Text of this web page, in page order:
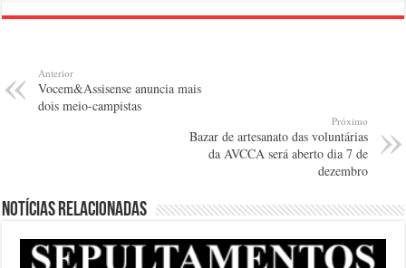
Anterior
Vocem&Assisense anuncia mais
dois meio-campistas
Próximo
Bazar de artesanato das voluntárias
da AVCCA será aberto dia 7 de
dezembro
Notícias relacionadas